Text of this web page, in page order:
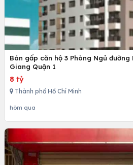
Bán gấp căn hộ 3 Phòng Ngủ đường
Giang Quận 1
8 tỷ
Thành phố Hồ Chí Minh
hôm qua